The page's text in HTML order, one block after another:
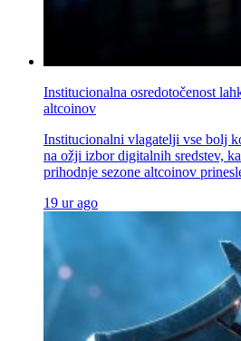
Institucionalna osredotočenost
altcoinov
Institucionalni vlagatelji vse bolj
na ožji izbor digitalnih sredstev,
prihodnje sezone altcoinov
19 ur ago